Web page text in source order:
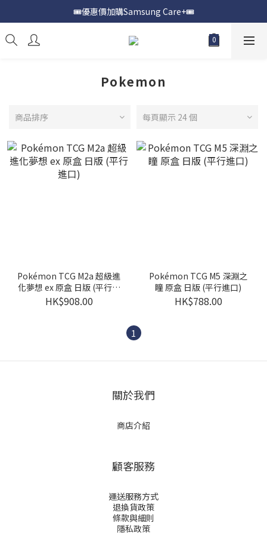
📍購買Samsung Galaxy S25📍
🎟️優惠價加購Samsung Care+🎟️
📍購買Samsung Galaxy S25📍
Pokemon
商品排序 每頁顯示 24 個
Pokémon TCG M2a 超級進
化夢想 ex 原盒 日版 (平行進
口)
HK$908.00
Pokémon TCG M5 深淵之
瞳 原盒 日版 (平行進口)
HK$788.00
1
關於我們
商店介紹
顧客服務
運送服務方式
退換貨政策
條款與細則
隱私政策